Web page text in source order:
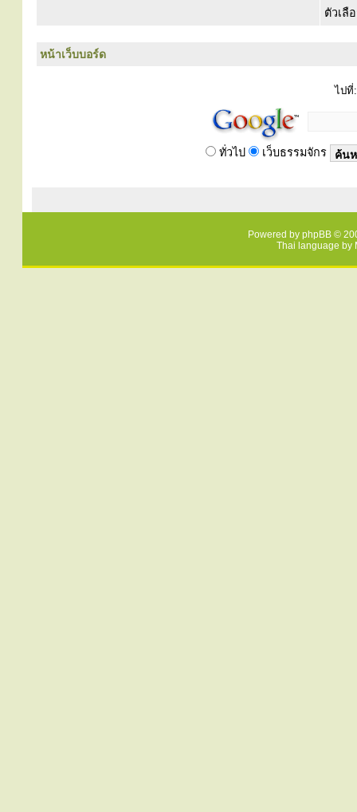
ตัวเลื
หน้าเว็บบอร์ด
ไปที่:
ทั่วไป เว็บธรรมจักร
Powered by phpBB ©
Thai language by